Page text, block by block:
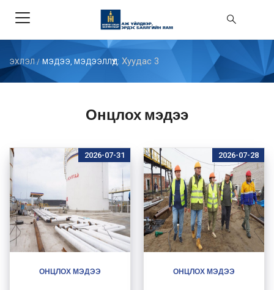
ЭХЛЭЛ / МЭДЭЭ, МЭДЭЭЛЛҮҮД: Хуудас 3
Онцлох мэдээ
ОНЦЛОХ МЭДЭЭ
2026-07-31
ОНЦЛОХ МЭДЭЭ
2026-07-28